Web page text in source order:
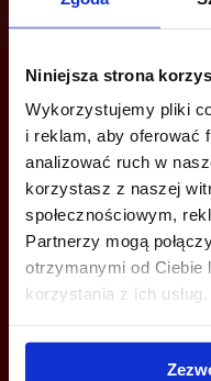
Niniejsza strona
Wykorzystujemy pliki
i reklam, aby oferować
analizować ruch w
korzystasz z naszej
społecznościowym,
Partnerzy mogą
otrzymanymi od Ciebie
korzystania z ich usług.
Jesteś
ZADZWOŃ I DOWIEDZ SIĘ
+48 22 167 04 00
info@bazabiur.pl